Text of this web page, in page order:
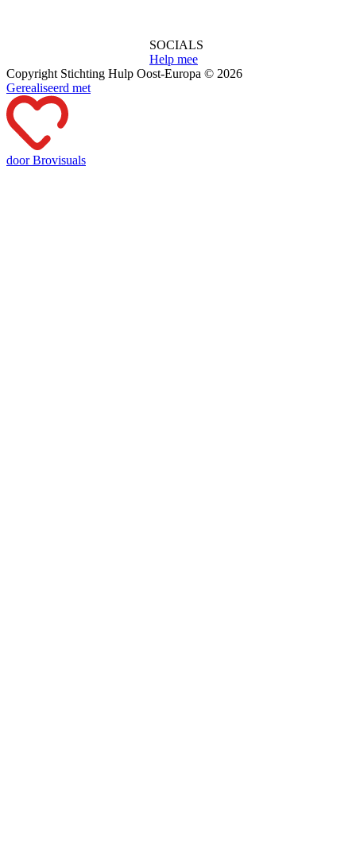
SOCIALS
Help mee
Copyright Stichting Hulp Oost-Europa © 2026
Gerealiseerd met
door Brovisuals